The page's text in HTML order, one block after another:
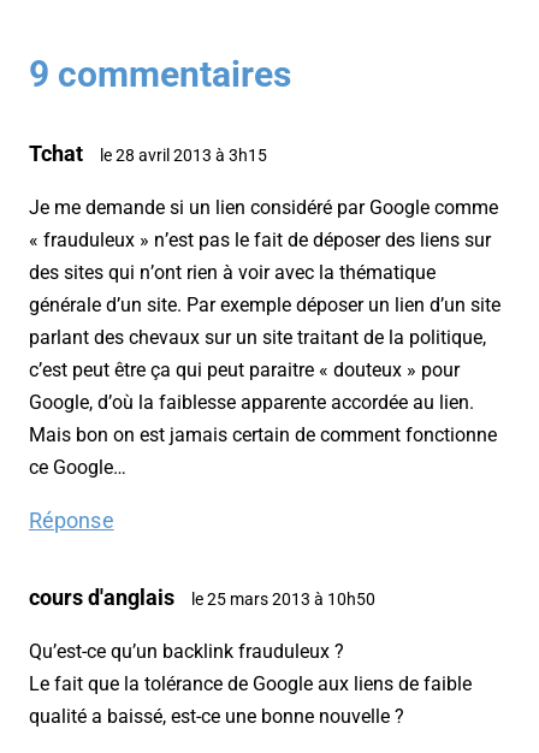
9 commentaires
Tchat le 28 avril 2013 à 3h15
Je me demande si un lien considéré par Google comme
« frauduleux » n’est pas le fait de déposer des liens sur
des sites qui n’ont rien à voir avec la thématique
générale d’un site. Par exemple déposer un lien d’un site
parlant des chevaux sur un site traitant de la politique,
c’est peut être ça qui peut paraitre « douteux » pour
Google, d’où la faiblesse apparente accordée au lien.
Mais bon on est jamais certain de comment fonctionne
ce Google…
Réponse
cours d'anglais le 25 mars 2013 à 10h50
Qu’est-ce qu’un backlink frauduleux ?
Le fait que la tolérance de Google aux liens de faible
qualité a baissé, est-ce une bonne nouvelle ?